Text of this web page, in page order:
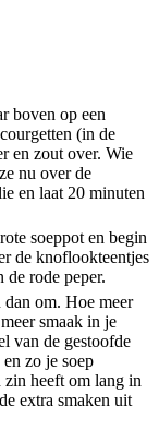
boven op een
(in de
en zout over. Wie
nu over de
en laat 20 minuten
soeppot en begin
de knoflookteentjes
rode peper.
dan om. Hoe meer
smaak in je
van de gestoofde
zo je soep
zin heeft om lang in
extra smaken uit